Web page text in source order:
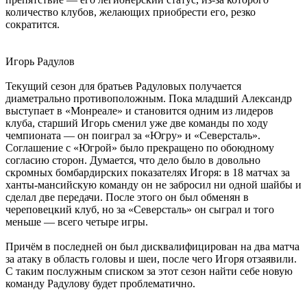
количество клубов, желающих приобрести его, резко
сократится.
Игорь Радулов
Текущий сезон для братьев Радуловых получается
диаметрально противоположным. Пока младший Александр
выступает в «Монреале» и становится одним из лидеров
клуба, старший Игорь сменил уже две команды по ходу
чемпионата — он поиграл за «Югру» и «Северсталь».
Соглашение с «Югрой» было прекращено по обоюдному
согласию сторон. Думается, что дело было в довольно
скромных бомбардирских показателях Игоря: в 18 матчах за
ханты-мансийскую команду он не забросил ни одной шайбы и
сделал две передачи. После этого он был обменян в
череповецкий клуб, но за «Северсталь» он сыграл и того
меньше — всего четыре игры.
Причём в последней он был дисквалифицирован на два матча
за атаку в область головы и шеи, после чего Игоря отзаявили.
С таким послужным списком за этот сезон найти себе новую
команду Радулову будет проблематично.